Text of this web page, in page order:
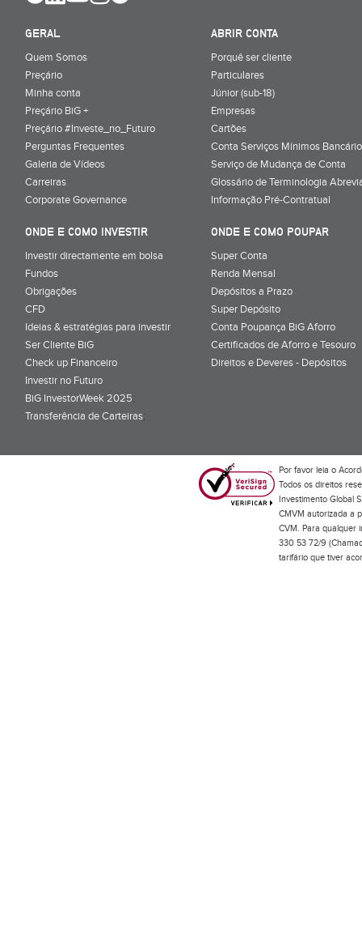
GERAL
Quem Somos
Preçário
Minha conta
Preçário BiG +
Preçário #Investe_no_Futuro
Perguntas Frequentes
Galeria de Vídeos
Carreiras
Corporate Governance
ABRIR CONTA
Porquê ser cliente
Particulares
Júnior (sub-18)
Empresas
Cartões
Conta Serviços Mínimos
Serviço de Mudança de Conta
Glossário de Terminologia
Informação Pré-Contratual
ONDE E COMO INVESTIR
Investir directamente em bolsa
Fundos
Obrigações
CFD
Ideias & estratégias para investir
Ser Cliente BiG
Check up Financeiro
Investir no Futuro
BiG InvestorWeek 2025;
Transferência de Carteiras;
ONDE E COMO POUPAR
Super Conta
Renda Mensal
Depósitos a Prazo
Super Depósito
Conta Poupança BiG Aforro
Certificados de Aforro e Tesouro
Direitos e Deveres - Depósitos
Por favor leia o
Todos os direitos
Investimento Global
CMVM autorizada a
CVM. Para qualquer
330 53 72/9
tarifário que tiver